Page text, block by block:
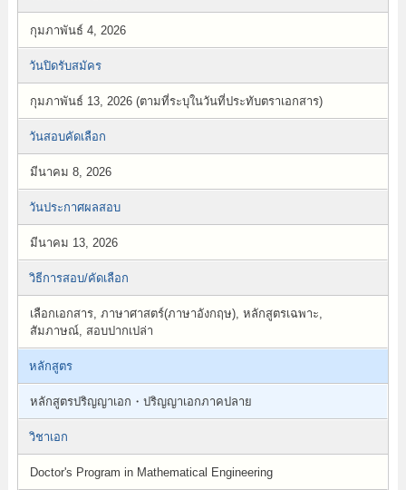
กุมภาพันธ์ 4, 2026
วันปิดรับสมัคร
กุมภาพันธ์ 13, 2026 (ตามที่ระบุในวันที่ประทับตราเอกสาร)
วันสอบคัดเลือก
มีนาคม 8, 2026
วันประกาศผลสอบ
มีนาคม 13, 2026
วิธีการสอบ/คัดเลือก
เลือกเอกสาร, ภาษาศาสตร์(ภาษาอังกฤษ), หลักสูตรเฉพาะ,
สัมภาษณ์, สอบปากเปล่า
หลักสูตร
หลักสูตรปริญญาเอก・ปริญญาเอกภาคปลาย
วิชาเอก
Doctor's Program in Mathematical Engineering